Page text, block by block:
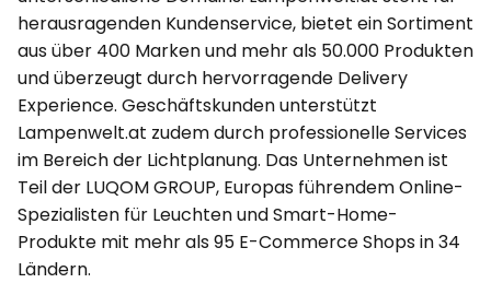
herausragenden Kundenservice, bietet ein Sortiment
aus über 400 Marken und mehr als 50.000 Produkten
und überzeugt durch hervorragende Delivery
Experience. Geschäftskunden unterstützt
Lampenwelt.at zudem durch professionelle Services
im Bereich der Lichtplanung. Das Unternehmen ist
Teil der LUQOM GROUP, Europas führendem Online-
Spezialisten für Leuchten und Smart-Home-
Produkte mit mehr als 95 E-Commerce Shops in 34
Ländern.